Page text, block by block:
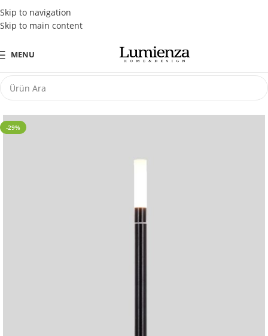
Skip to navigation
Skip to main content
Tüm Kredi Kartlarına Peşin Fiyatına 3 Taksit Fırsatı
MENU
-29%